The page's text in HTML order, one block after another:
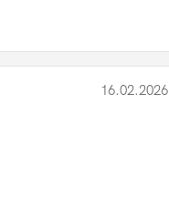
16.02.2026